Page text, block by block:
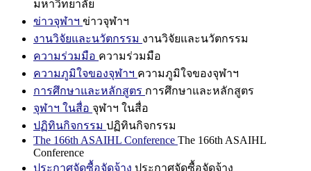
มหาวิทยาลัย
ข่าวจุฬาฯ ข่าวจุฬาฯ
งานวิจัยและนวัตกรรม งานวิจัยและนวัตกรรม
ความร่วมมือ ความร่วมมือ
ความภูมิใจของจุฬาฯ ความภูมิใจของจุฬาฯ
การศึกษาและหลักสูตร การศึกษาและหลักสูตร
จุฬาฯ ในสื่อ จุฬาฯ ในสื่อ
ปฏิทินกิจกรรม ปฏิทินกิจกรรม
The 166th ASAIHL Conference The 166th ASAIHL
Conference
ประกาศจัดซื้อจัดจ้าง ประกาศจัดซื้อจัดจ้าง